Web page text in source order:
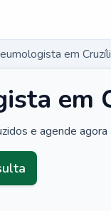
em
em
e agende agora